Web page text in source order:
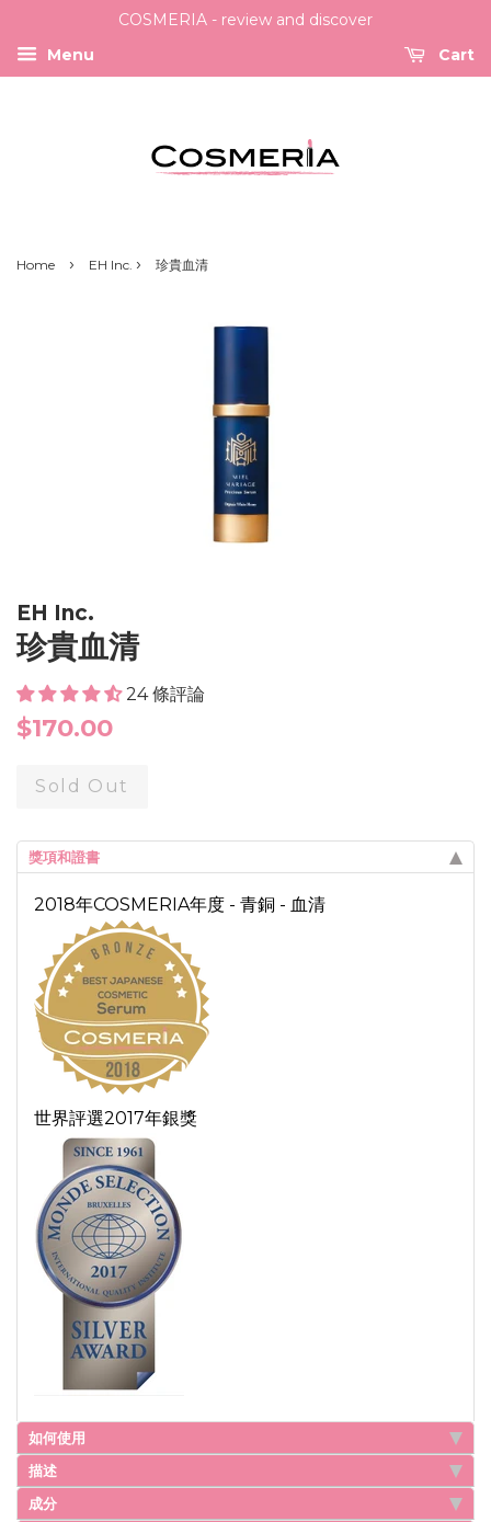
COSMERIA - review and discover
Menu
Cart
Home › EH Inc. › 珍貴血清
EH Inc.
珍貴血清
24 條評論
Regular
$170.00
Sold Out
獎項和證書
2018年COSMERIA年度 - 青銅 - 血清
世界評選2017年銀獎
如何使用
描述
成分